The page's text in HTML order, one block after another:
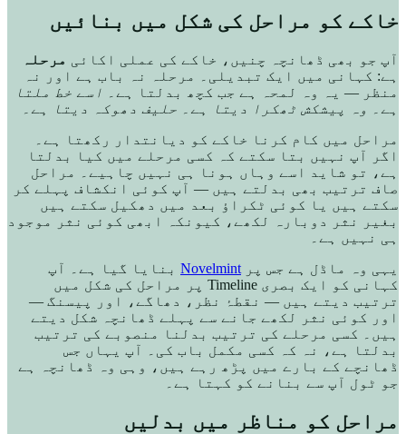
خاکے کو مراحل کی شکل میں بنائیں
آپ جو بھی ڈھانچہ چنیں، خاکے کی عملی اکائی مرحلہ
ہے: کہانی میں ایک تبدیلی۔ مرحلہ نہ باب ہے اور نہ
منظر — یہ وہ لمحہ ہے جب کچھ بدلتا ہے۔
اسے خط ملتا
ہے۔ وہ پیشکش ٹھکرا دیتا ہے۔ حلیف دھوکہ دیتا ہے۔
مراحل میں کام کرنا خاکے کو دیانتدار رکھتا ہے۔
اگر آپ نہیں بتا سکتے کہ کسی مرحلے میں کیا بدلتا
ہے، تو شاید اسے وہاں ہونا ہی نہیں چاہیے۔ مراحل
صاف ترتیب بھی بدلتے ہیں — آپ کوئی انکشاف پہلے کر
سکتے ہیں یا کوئی ٹکراؤ بعد میں دھکیل سکتے ہیں
بغیر نثر دوبارہ لکھے، کیونکہ ابھی کوئی نثر موجود
ہی نہیں ہے۔
یہی وہ ماڈل ہے جس پر Novelmint بنایا گیا ہے۔ آپ
کہانی کو ایک بصری Timeline پر مراحل کی شکل میں
ترتیب دیتے ہیں — نقطۂ نظر، دھاگے، اور پیسنگ —
اور کوئی نثر لکھے جانے سے پہلے ڈھانچہ شکل دیتے
ہیں۔ کسی مرحلے کی ترتیب بدلنا منصوبے کی ترتیب
بدلتا ہے، نہ کہ کسی مکمل باب کی۔ آپ یہاں جس
ڈھانچے کے بارے میں پڑھ رہے ہیں، وہی وہ ڈھانچہ ہے
جو ٹول آپ سے بنانے کو کہتا ہے۔
مراحل کو مناظر میں بدلیں